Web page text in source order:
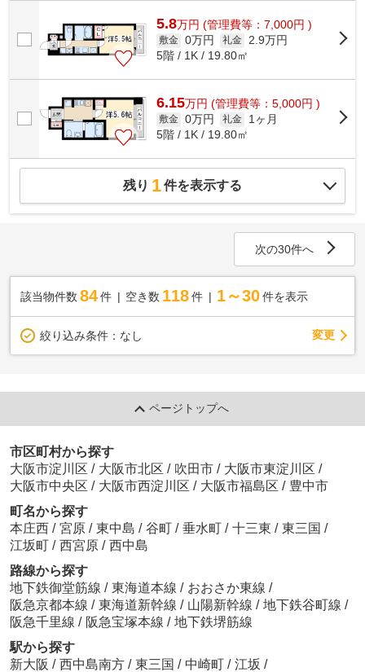
5.8万円 (管理費等：7,000円 )
敷金 0万円 礼金
2.9万円
5階 / 1K / 19.80㎡
6.15万円 (管理費等：5,000円 )
敷金 0万円 礼金
1ヶ月
5階 / 1K / 19.80㎡
残り 1件を表示する
次の30件へ
該当物件数 84件 空き数 118 件 1～30 件を表示
絞り込み条件： なし 変更
ページトップへ
市区町村から探す
大阪市淀川区 / 大阪市北区 / 吹田市 / 大阪市東淀川区 /
大阪市中央区 / 大阪市西淀川区 / 大阪市福島区 / 豊中市
町名から探す
本庄西 / 宮原 / 東中島 / 谷町 / 垂水町 / 十三東 / 東三国 /
江坂町 / 西宮原 / 西中島
路線から探す
地下鉄御堂筋線 / 東海道本線 / おおさか東線 /
阪急京都本線 / 東海道新幹線 / 山陽新幹線 / 地下鉄谷町線 /
阪急千里線 / 阪急宝塚本線 / 地下鉄堺筋線
駅から探す
新大阪 / 西中島南方 / 東三国 / 中崎町 / 江坂 /